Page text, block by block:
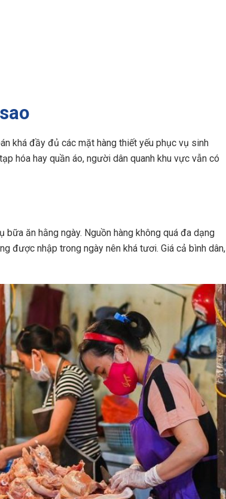
khá đầy đủ các mặt hàng thiết yếu phục vụ sinh
hóa hay quần áo, người dân quanh khu vực vẫn có
ăn hằng ngày. Nguồn hàng không quá đa dạng
được nhập trong ngày nên khá tươi. Giá cả bình dân,